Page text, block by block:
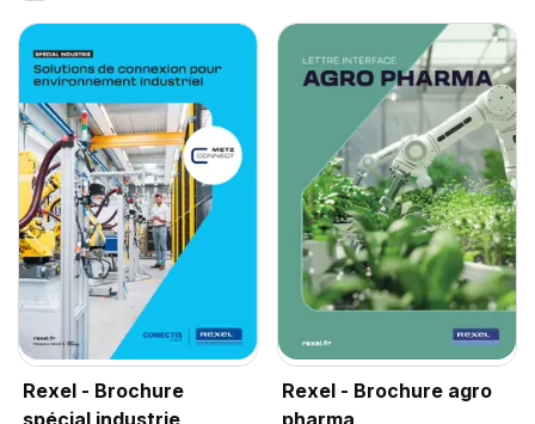
Rexel - Brochure
spécial industrie
Rexel - Brochure agro
pharma